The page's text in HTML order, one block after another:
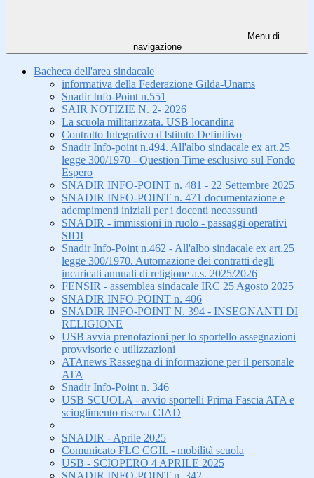
Menu di
navigazione
Bacheca dell'area sindacale
informativa della Federazione Gilda-Unams
Snadir Info-Point n.551
SAIR NOTIZIE N. 2- 2026
La scuola militarizzata. USB locandina
Contratto Integrativo d'Istituto Definitivo
Snadir Info-point n.494. All'albo sindacale ex art.25
legge 300/1970 - Question Time esclusivo sul Fondo
Espero
SNADIR INFO-POINT n. 481 - 22 Settembre 2025
SNADIR INFO-POINT n. 471 documentazione e
adempimenti iniziali per i docenti neoassunti
SNADIR - immissioni in ruolo - passaggi operativi
SIDI
Snadir Info-Point n.462 - All'albo sindacale ex art.25
legge 300/1970. Automazione dei contratti degli
incaricati annuali di religione a.s. 2025/2026
FENSIR - assemblea sindacale IRC 25 Agosto 2025
SNADIR INFO-POINT n. 406
SNADIR INFO-POINT N. 394 - INSEGNANTI DI
RELIGIONE
USB avvia prenotazioni per lo sportello assegnazioni
provvisorie e utilizzazioni
ATAnews Rassegna di informazione per il personale
ATA
Snadir Info-Point n. 346
USB SCUOLA - avvio sportelli Prima Fascia ATA e
scioglimento riserva CIAD
SNADIR - Aprile 2025
Comunicato FLC CGIL - mobilità scuola
USB - SCIOPERO 4 APRILE 2025